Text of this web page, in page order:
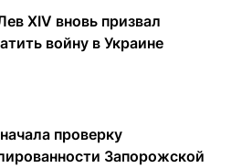
XIV вновь призвал
войну в Украине
проверку
Запорожской